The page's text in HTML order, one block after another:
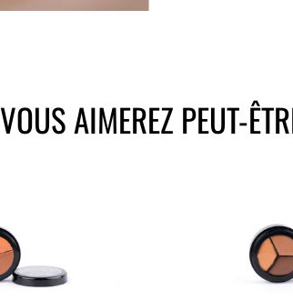
VOUS AIMEREZ PEUT-